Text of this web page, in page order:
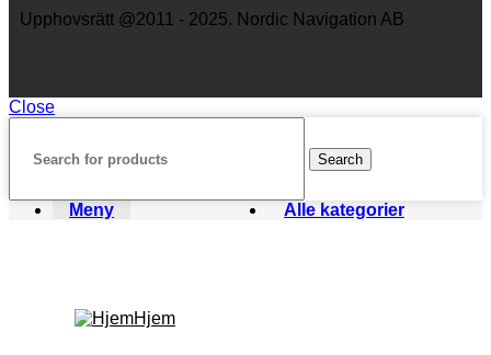
Upphovsrätt @2011 - 2025. Nordic Navigation AB
Close
Search
Meny Alle kategorier
Hjem